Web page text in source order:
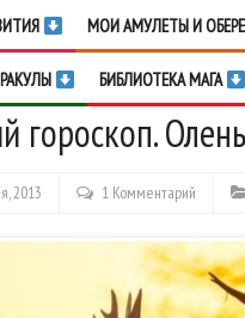
МОИ АМУЛЕТЫ И
БИБЛИОТЕКА МАГА
гороскоп. Олень
2013 1 Комментарий